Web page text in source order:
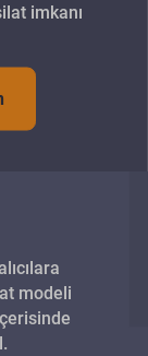
imkanı
modeli